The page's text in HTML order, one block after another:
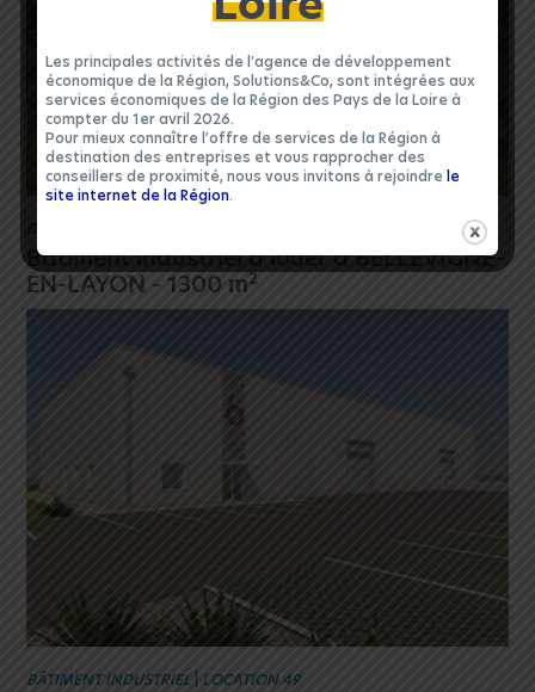
BÂTIMENT INDUSTRIEL
Bâtiment industriel à louer à BELLEVIGNE-
EN-LAYON - 1300 m2
BÂTIMENT INDUSTRIEL LOCATION 49
Les principales activités de l'agence de développement
économique de la Région, Solutions&Co, sont intégrées aux
services économiques de la Région des Pays de la Loire à
compter du 1er avril 2026.
Pour mieux connaître l’offre de services de la Région à
destination des entreprises et vous rapprocher des
conseillers de proximité, nous vous invitons à rejoindre le
site internet de la Région.